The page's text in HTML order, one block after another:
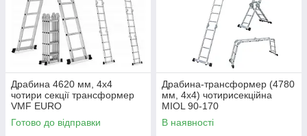
Драбина 4620 мм, 4х4
чотири секції трансформер
VMF EURO
Готово до відправки
Драбина-трансформер (4780
мм, 4х4) чотирисекційна
MIOL 90-170
В наявності